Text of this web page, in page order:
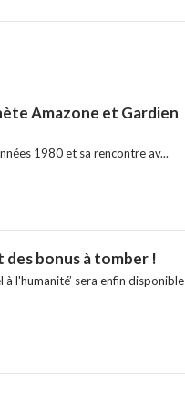
Amazone et Gardien
1980 et sa rencontre av...
des bonus à tomber !
l'humanité’ sera enfin disponible